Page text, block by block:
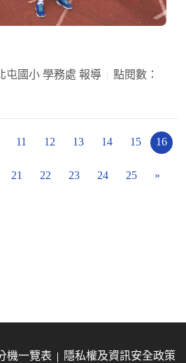
屯國小 學務處 報導
點閱數：
11 12 13 14 15 16
21 22 23 24 25 »
機一覽表 隱私權及資訊安全政策